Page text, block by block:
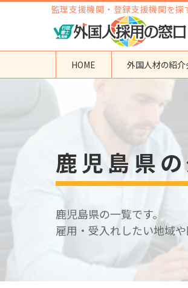
監理支援機関・登録支援機関を探
HOME 外国人材の紹介
地域から検索する
東京都
神奈川県
埼玉県
大阪府
福岡県
その他の地域
鹿児島県
鹿児島県の一覧です。
雇用・受入れしたい地域